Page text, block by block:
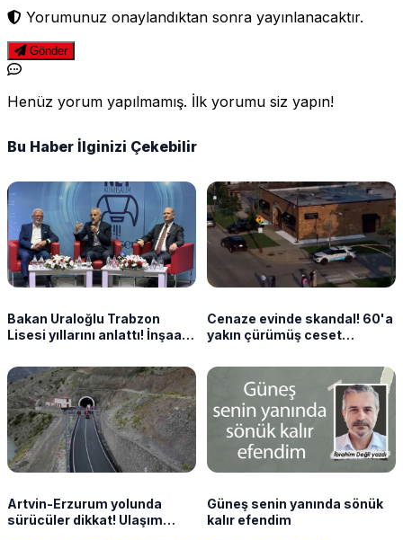
Yorumunuz onaylandıktan sonra yayınlanacaktır.
Gönder
Henüz yorum yapılmamış. İlk yorumu siz yapın!
Bu Haber İlginizi Çekebilir
Bakan Uraloğlu Trabzon
Lisesi yıllarını anlattı! İnşaat
Cenaze evinde skandal! 60'a
yakın çürümüş ceset
Artvin-Erzurum yolunda
sürücüler dikkat! Ulaşım
Güneş senin yanında sönük
kalır efendim